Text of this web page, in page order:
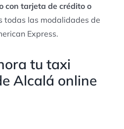
con tarjeta de crédito o
todas las modalidades de
Express.
tu taxi
Alcalá online